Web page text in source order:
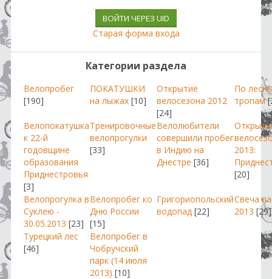
ВОЙТИ ЧЕРЕЗ UID
Старая форма входа
Категории раздела
Велопробег
[190]
ПОКАТУШКИ
на лыжах [10]
Открытие
велосезона 2012
[24]
По
тропам
Велопокатушка
к 22-й
годовщине
образования
Приднестровья
[3]
Тренировочные
велопрогулки
[33]
Велолюбители
совершили пробег
в Индию на
Днестре [36]
2013:
[20]
Велопрогулка в
Суклею -
30.05.2013 [23]
Велопробег ко
Дню России
[15]
Григориопольский
водопад [22]
Свеча
2013 [29]
Турецкий лес
[46]
Велопробег в
Чобручский
парк (14 июля
2013) [10]